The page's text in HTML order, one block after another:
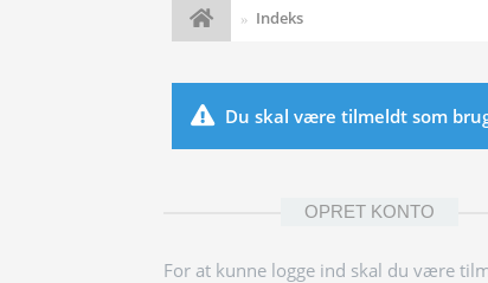
Indeks
Du skal være tilmeldt som
OPRET KONTO
For at kunne logge ind skal du være